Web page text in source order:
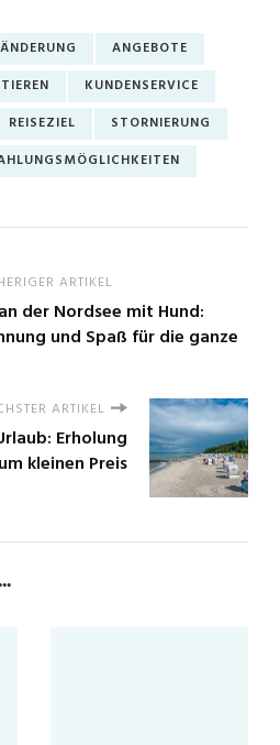
ÄNDERUNG
ANGEBOTE
KUNDENSERVICE
REISEZIEL
STORNIERUNG
ARTIKEL
der Nordsee mit Hund:
und Spaß für die ganze
ARTIKEL
Erholung
kleinen Preis